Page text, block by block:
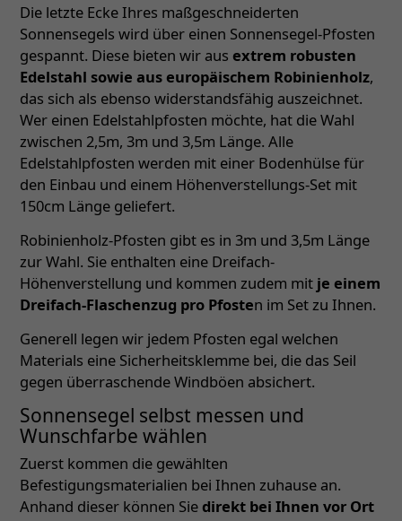
Die letzte Ecke Ihres maßgeschneiderten
Sonnensegels wird über einen Sonnensegel-Pfosten
gespannt. Diese bieten wir aus extrem robusten
Edelstahl sowie aus europäischem Robinienholz,
das sich als ebenso widerstandsfähig auszeichnet.
Wer einen Edelstahlpfosten möchte, hat die Wahl
zwischen 2,5m, 3m und 3,5m Länge. Alle
Edelstahlpfosten werden mit einer Bodenhülse für
den Einbau und einem Höhenverstellungs-Set mit
150cm Länge geliefert.
Robinienholz-Pfosten gibt es in 3m und 3,5m Länge
zur Wahl. Sie enthalten eine Dreifach-
Höhenverstellung und kommen zudem mit je einem
Dreifach-Flaschenzug pro Pfosten im Set zu Ihnen.
Generell legen wir jedem Pfosten egal welchen
Materials eine Sicherheitsklemme bei, die das Seil
gegen überraschende Windböen absichert.
Sonnensegel selbst messen und
Wunschfarbe wählen
Zuerst kommen die gewählten
Befestigungsmaterialien bei Ihnen zuhause an.
Anhand dieser können Siedirekt bei Ihnen vor Ort